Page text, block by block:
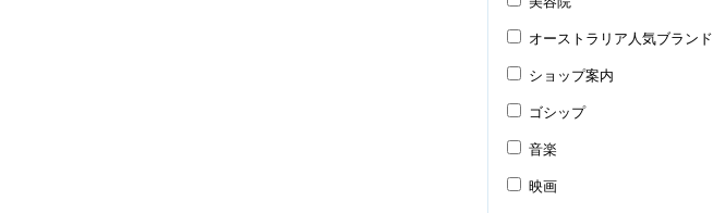
オーストラリア人気ブランド
ショップ案内
ゴシップ
音楽
映画